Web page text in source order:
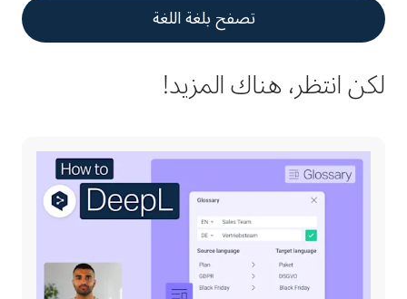
تصفح بلغة اللغة
لكن انتظر، هناك المزيد!